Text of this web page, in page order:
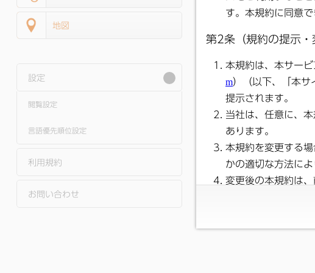
地図
設定
閲覧設定
言語優先順位設定
利用規約
お問い合わせ